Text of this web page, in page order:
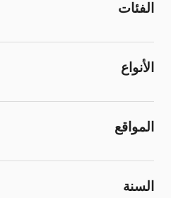
الفئات
الأنواع
المواقع
السنة